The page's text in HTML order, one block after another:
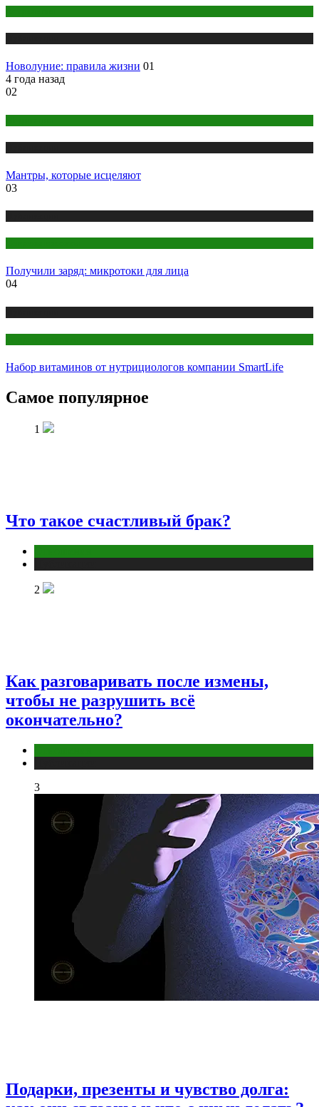
Новолуние: правила жизни 01
4 года назад
02
Мантры, которые исцеляют
03
Получили заряд: микротоки для лица
04
Набор витаминов от нутрициологов компании SmartLife
Самое популярное
1
Что такое счастливый брак?
2
Как разговаривать после измены,
чтобы не разрушить всё
окончательно?
3
Подарки, презенты и чувство долга: